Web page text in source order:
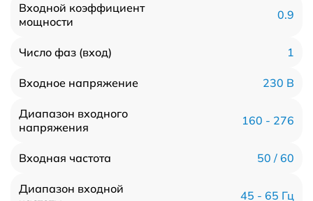
Входной коэффициент
мощности
0.9
Число фаз (вход) 1
Входное напряжение 230 В
Диапазон входного
напряжения
160 - 276
Входная частота 50 / 60
Диапазон входной
45 - 65 Гц